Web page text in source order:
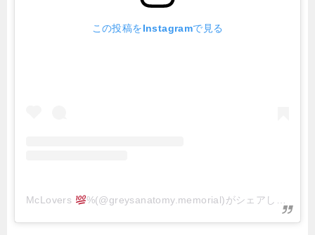
この投稿をInstagramで見る
McLovers %(@greysanatomy.memorial)がシェアした投稿